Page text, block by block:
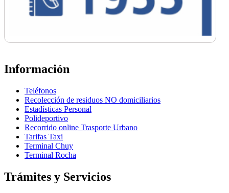
Información
Teléfonos
Recolección de residuos NO domiciliarios
Estadísticas Personal
Polideportivo
Recorrido online Trasporte Urbano
Tarifas Taxi
Terminal Chuy
Terminal Rocha
Trámites y Servicios